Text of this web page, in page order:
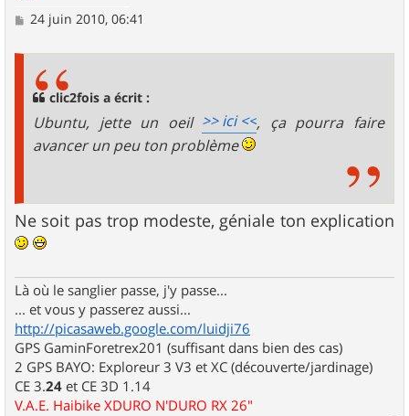
M
24 juin 2010, 06:41
clic2fois a écrit :
Ubuntu, jette un oeil >> ici <<, ça pourra faire
avancer un peu ton problème
Ne soit pas trop modeste, géniale ton explication
Là où le sanglier passe, j'y passe...
... et vous y passerez aussi...
http://picasaweb.google.com/luidji76
GPS GaminForetrex201 (suffisant dans bien des cas)
2 GPS BAYO: Exploreur 3 V3 et XC (découverte/jardinage)
CE 3.24 et CE 3D 1.14
V.A.E. Haibike XDURO N'DURO RX 26"